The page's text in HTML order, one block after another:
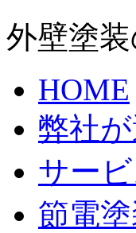
外壁塗
HOME
弊社
サー
節電